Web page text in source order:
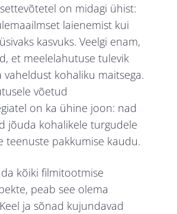
on midagi ühist:
laienemist kui
kasvuks. Veelgi enam,
et meelelahutuse tulevik
kohaliku maitsega.
võetud
on ka ühine joon: nad
jõuda kohalikele turgudele
teenuste pakkumise kaudu.
kõiki filmitootmise
peab see olema
ja sõnad kujundavad